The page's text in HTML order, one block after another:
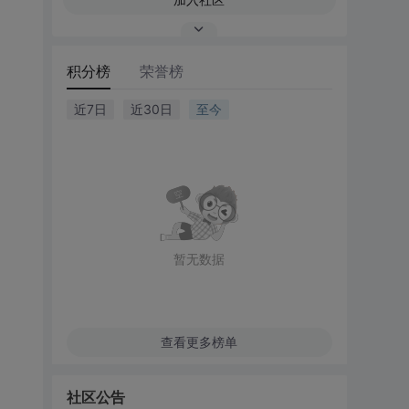
积分榜 荣誉榜
近7日 近30日 至今
暂无数据
查看更多榜单
社区公告